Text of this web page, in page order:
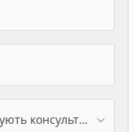
Скільки членів сім’ї крім Вас потребують консультації? / Wieviele Familienmitglieder brauchen Beratung - zusätzlich zu Ihnen?